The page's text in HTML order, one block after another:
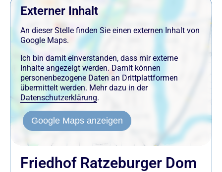
Externer Inhalt
An dieser Stelle finden Sie einen externen Inhalt von
Google Maps.
Ich bin damit einverstanden, dass mir externe
Inhalte angezeigt werden. Damit können
personenbezogene Daten an Drittplattformen
übermittelt werden. Mehr dazu in der
Datenschutzerklärung.
Google Maps anzeigen
Friedhof Ratzeburger Dom